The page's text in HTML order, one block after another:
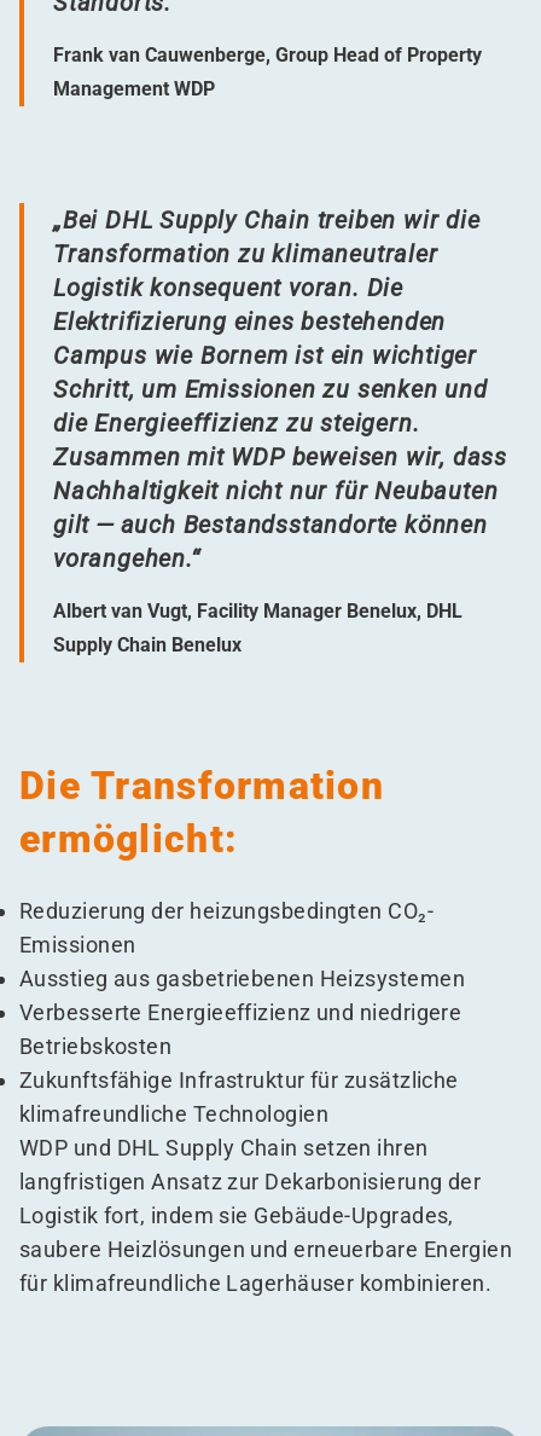
Frank van Cauwenberge, Group Head of Property
Management WDP
„Bei DHL Supply Chain treiben wir die
Transformation zu klimaneutraler
Logistik konsequent voran. Die
Elektrifizierung eines bestehenden
Campus wie Bornem ist ein wichtiger
Schritt, um Emissionen zu senken und
die Energieeffizienz zu steigern.
Zusammen mit WDP beweisen wir, dass
Nachhaltigkeit nicht nur für Neubauten
gilt — auch Bestandsstandorte können
vorangehen.“
Albert van Vugt, Facility Manager Benelux, DHL
Supply Chain Benelux
Die Transformation
ermöglicht:
Reduzierung der heizungsbedingten CO₂-
Emissionen
Ausstieg aus gasbetriebenen Heizsystemen
Verbesserte Energieeffizienz und niedrigere
Betriebskosten
Zukunftsfähige Infrastruktur für zusätzliche
klimafreundliche Technologien
WDP und DHL Supply Chain setzen ihren
langfristigen Ansatz zur Dekarbonisierung der
Logistik fort, indem sie Gebäude-Upgrades,
saubere Heizlösungen und erneuerbare Energien
für klimafreundliche Lagerhäuser kombinieren.